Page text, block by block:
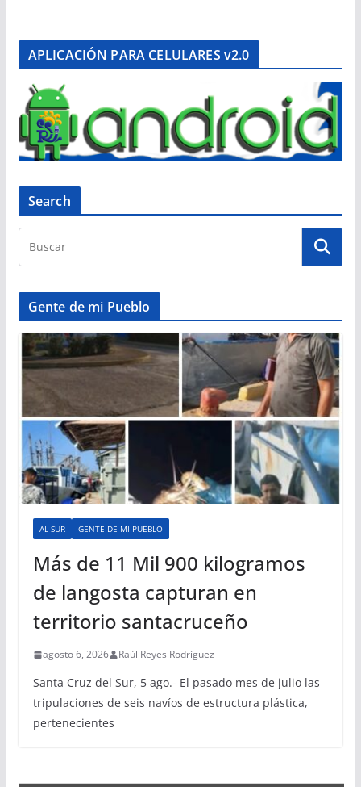
APLICACIÓN PARA CELULARES v2.0
Search
Gente de mi Pueblo
AL SUR GENTE DE MI PUEBLO
Más de 11 Mil 900 kilogramos
de langosta capturan en
territorio santacruceño
agosto 6, 2026 Raúl Reyes Rodríguez
Santa Cruz del Sur, 5 ago.- El pasado mes de julio las
tripulaciones de seis navíos de estructura plástica,
pertenecientes